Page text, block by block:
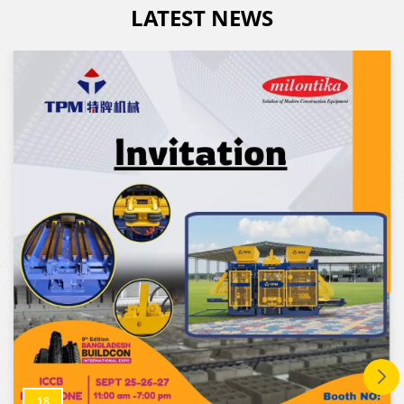
machine de palettisation
de briques, peut séparer
automatiquement les
permettant d'économiser
6 à 8 travaux
LATEST NEWS
18